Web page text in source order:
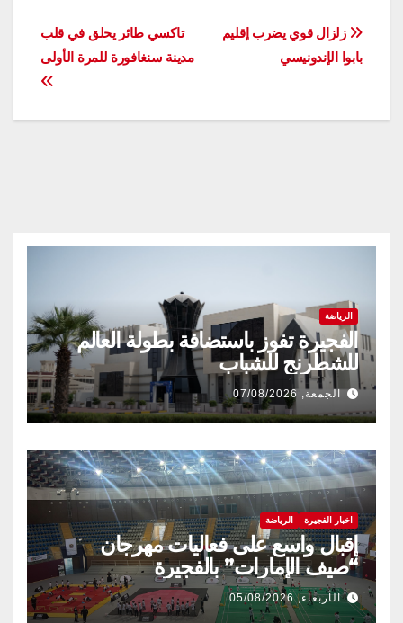
تصفّح
المقالات
تاكسي طائر يحلق في قلب
مدينة سنغافورة للمرة الأولى
زلزال قوي يضرب إقليم
بابوا الإندونيسي
الرياضة
الفجيرة تفوز باستضافة بطولة العالم
للشطرنج للشباب
الجمعة, 07/08/2026
اخبار الفجيرة الرياضة
إقبال واسع على فعاليات مهرجان
“صيف الإمارات” بالفجيرة
الأربعاء, 05/08/2026